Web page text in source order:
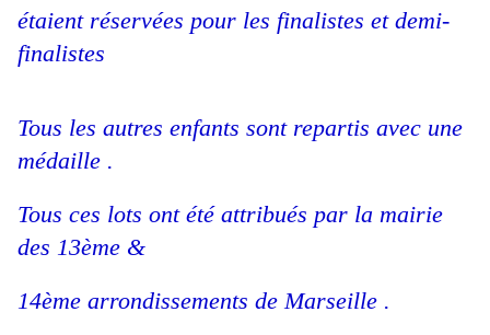
étaient réservées pour les finalistes et demi-
finalistes
Tous les autres enfants sont repartis avec une
médaille .
Tous ces lots ont été attribués par la mairie
des 13ème &
14ème arrondissements de Marseille .